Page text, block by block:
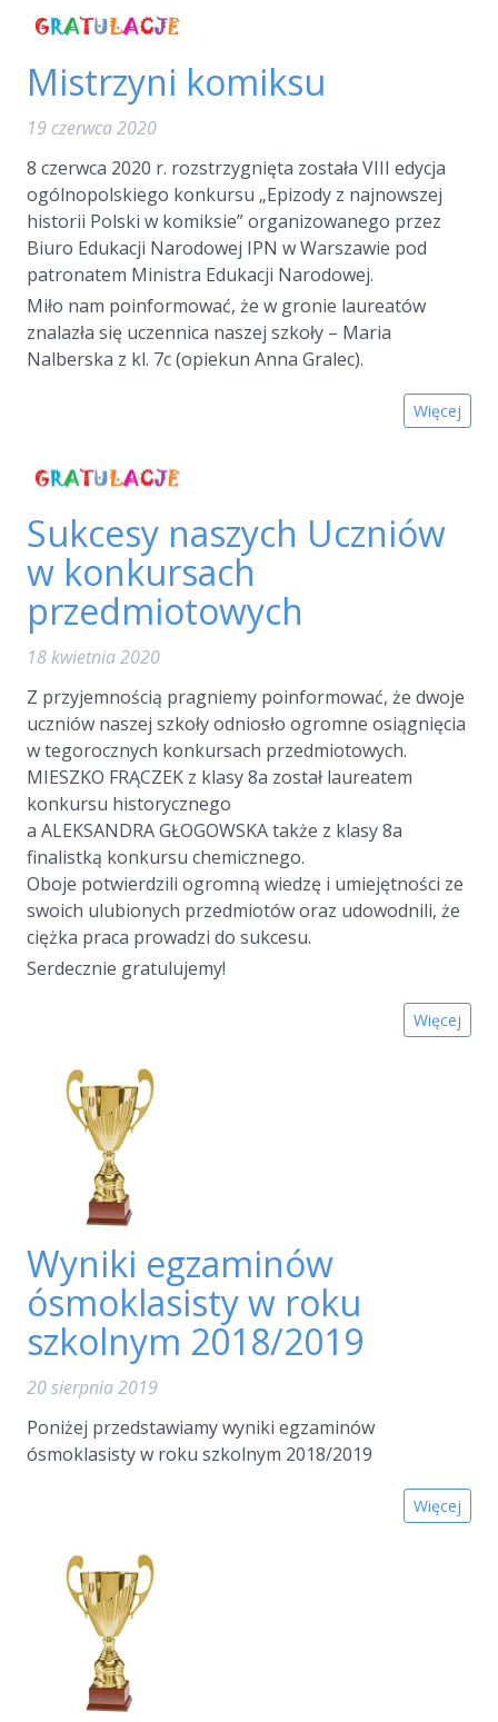
Mistrzyni komiksu
19 czerwca 2020
8 czerwca 2020 r. rozstrzygnięta została VIII edycja
ogólnopolskiego konkursu „Epizody z najnowszej
historii Polski w komiksie” organizowanego przez
Biuro Edukacji Narodowej IPN w Warszawie pod
patronatem Ministra Edukacji Narodowej.
Miło nam poinformować, że w gronie laureatów
znalazła się uczennica naszej szkoły – Maria
Nalberska z kl. 7c (opiekun Anna Gralec).
Więcej
Sukcesy naszych Uczniów
w konkursach
przedmiotowych
18 kwietnia 2020
Z przyjemnością pragniemy poinformować, że dwoje
uczniów naszej szkoły odniosło ogromne osiągnięcia
w tegorocznych konkursach przedmiotowych.
MIESZKO FRĄCZEK z klasy 8a został laureatem
konkursu historycznego
a ALEKSANDRA GŁOGOWSKA także z klasy 8a
finalistką konkursu chemicznego.
Oboje potwierdzili ogromną wiedzę i umiejętności ze
swoich ulubionych przedmiotów oraz udowodnili, że
ciężka praca prowadzi do sukcesu.
Serdecznie gratulujemy!
Więcej
Wyniki egzaminów
ósmoklasisty w roku
szkolnym 2018/2019
20 sierpnia 2019
Poniżej przedstawiamy wyniki egzaminów
ósmoklasisty w roku szkolnym 2018/2019
Więcej